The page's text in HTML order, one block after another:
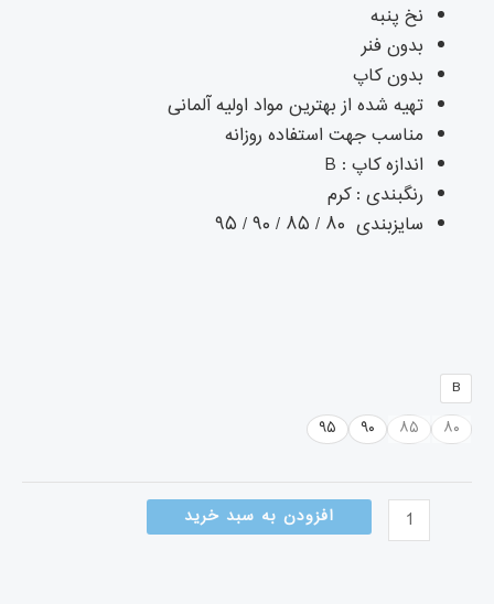
نخ پنبه
بدون فنر
بدون کاپ
تهیه شده از بهترین مواد اولیه آلمانی
مناسب جهت استفاده روزانه
اندازه کاپ : B
رنگبندی : کرم
سایزبندی ۸۰ / ۸۵ / ۹۰ / ۹۵
B
۸۰
۸۵ ۹۰ ۹۵
افزودن به سبد خرید